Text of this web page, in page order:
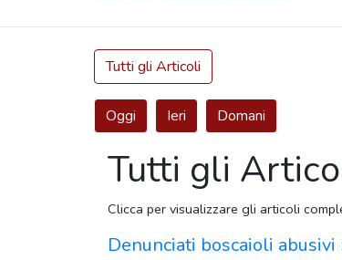
Tutti gli Articoli
Oggi Ieri Domani
Tutti gli
Clicca per visualizzare gli articoli
Denunciati boscaioli